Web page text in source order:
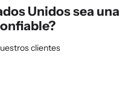
Unidos sea una
clientes